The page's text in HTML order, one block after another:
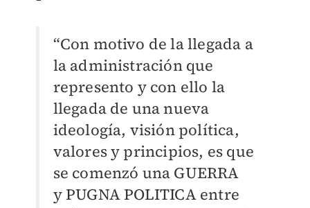
“Con motivo de la llegada a
la administración que
represento y con ello la
llegada de una nueva
ideología, visión política,
valores y principios, es que
se comenzó una GUERRA
yPUGNA POLITICA entre